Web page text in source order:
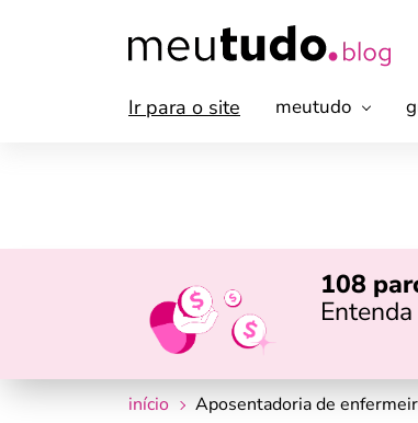
Ir para o site meutudo
108
início Aposentadoria de